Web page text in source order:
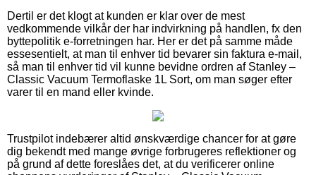
Dertil er det klogt at kunden er klar over de mest
vedkommende vilkår der har indvirkning på handlen, fx den
byttepolitik e-forretningen har. Her er det på samme måde
essesentielt, at man til enhver tid bevarer sin faktura e-mail,
så man til enhver tid vil kunne bevidne ordren af Stanley –
Classic Vacuum Termoflaske 1L Sort, om man søger efter
varer til en mand eller kvinde.
Trustpilot indebærer altid ønskværdige chancer for at gøre
dig bekendt med mange øvrige forbrugeres reflektioner og
på grund af dette foreslåes det, at du verificerer online